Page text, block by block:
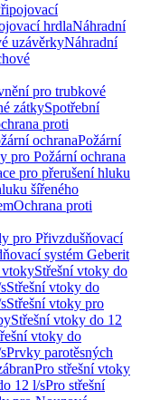
hrdlaNáhradní
uzávěrkyNáhradní
pro trubkové
zátkySpotřební
proti
ochranaPožární
pro Požární ochrana
pro přerušení hluku
šířeného
Ochrana proti
pro Přivzdušňovací
systém Geberit
vtokyStřešní vtoky do
Střešní vtoky do
Střešní vtoky pro
Střešní vtoky do 12
vtoky do
Prvky parotěsných
Pro střešní vtoky
12 l/sPro střešní